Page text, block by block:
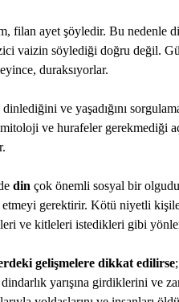
filan ayet şöyledir. Bu nedenle
vaizin söylediği doğru değil.
duraksıyorlar.
ve yaşadığını
ve hurafeler gerekmediği
din çok önemli sosyal bir
etmeyi gerektirir. Kötü niyetli
ve kitleleri istedikleri gibi
gelişmelere dikkat edilirse
yarışına girdiklerini ve